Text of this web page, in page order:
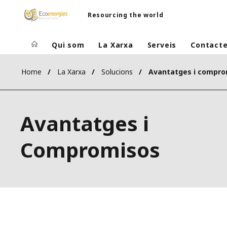
Resourcing the world
Qui som La Xarxa Serveis Contacte
Home La Xarxa Solucions Avantatges i
Avantatges i
Compromisos